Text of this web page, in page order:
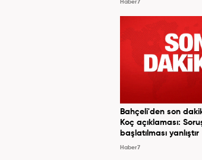
Haber7
Bahçeli'den son
Koç açıklaması:
başlatılması yanlıştır
Haber7